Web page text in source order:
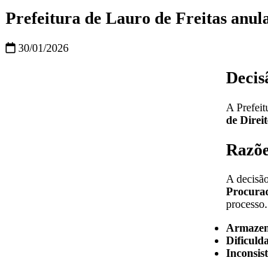
Prefeitura de Lauro de Freitas
30/01/2026
A
de
A